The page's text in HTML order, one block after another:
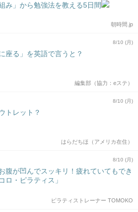
み」から勉強法を教える5日間
朝時間.jp
8/10 (月)
座る」を英語で言うと？
編集部（協力：eステ）
8/10 (月)
トレット？
はらだちほ（アメリカ在住）
8/10 (月)
腹が凹んでスッキリ！疲れていてもでき
ロ・ピラティス」
ピラティストレーナー TOMOKO